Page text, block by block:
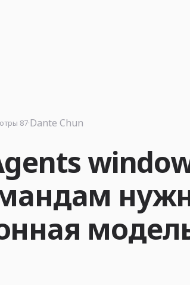
87·Dante Chun